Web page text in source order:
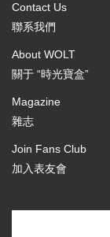
Contact Us
聯系我們
About WOLT
關于 “時光寶盒”
Magazine
雜志
Join Fans Club
加入表友會